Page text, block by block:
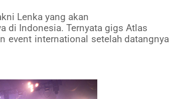
Lenka yang akan
di Indonesia. Ternyata gigs Atlas
event international setelah datangnya